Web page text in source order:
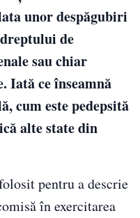
unor despăgubiri
de
sau chiar
Iată ce înseamnă
cum este pedepsită
alte state din
pentru a descrie
în exercitarea